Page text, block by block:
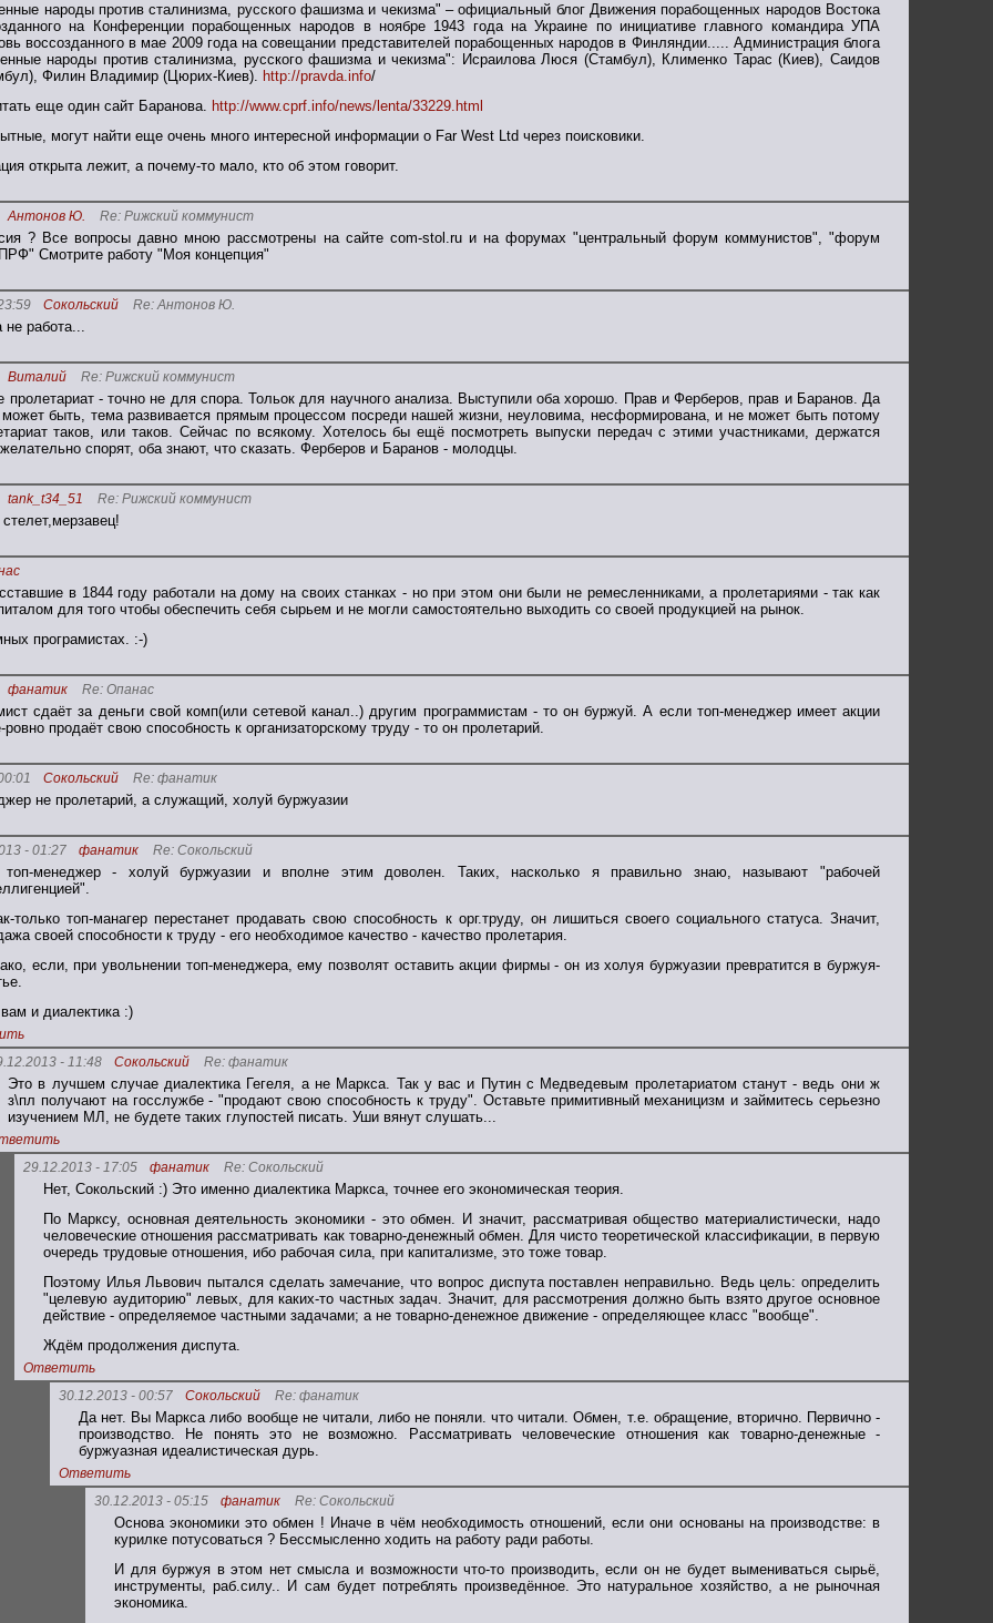
народы против сталинизма, русского фашизма и чекизма" – официальный блог Движения порабощенных народов Востока
на Конференции порабощенных народов в ноябре 1943 года на Украине по инициативе главного командира УПА
воссозданного в мае 2009 года на совещании представителей порабощенных народов в Финляндии..... Администрация блога
народы против сталинизма, русского фашизма и чекизма": Исраилова Люся (Стамбул), Клименко Тарас (Киев), Саидов
Филин Владимир (Цюрих-Киев). http://pravda.info/
еще один сайт Баранова. http://www.cprf.info/news/lenta/33229.html
могут найти еще очень много интересной информации о Far West Ltd через поисковики.
открыта лежит, а почему-то мало, кто об этом говорит.
Антонов Ю. Re: Рижский коммунист
? Все вопросы давно мною рассмотрены на сайте com-stol.ru и на форумах "центральный форум коммунистов", "форум
Смотрите работу "Моя концепция"
Сокольский Re: Антонов Ю.
не работа...
Виталий Re: Рижский коммунист
пролетариат - точно не для спора. Тольок для научного анализа. Выступили оба хорошо. Прав и Ферберов, прав и Баранов. Да
может быть, тема развивается прямым процессом посреди нашей жизни, неуловима, несформирована, и не может быть потому
таков, или таков. Сейчас по всякому. Хотелось бы ещё посмотреть выпуски передач с этими участниками, держатся
спорят, оба знают, что сказать. Ферберов и Баранов - молодцы.
tank_t34_51 Re: Рижский коммунист
в 1844 году работали на дому на своих станках - но при этом они были не ремесленниками, а пролетариями - так как
для того чтобы обеспечить себя сырьем и не могли самостоятельно выходить со своей продукцией на рынок.
програмистах. :-)
фанатик Re: Опанас
сдаёт за деньги свой комп(или сетевой канал..) другим программистам - то он буржуй. А если топ-менеджер имеет акции
продаёт свою способность к организаторскому труду - то он пролетарий.
Сокольский Re: фанатик
не пролетарий, а служащий, холуй буржуазии
- 01:27 фанатик Re: Сокольский
менеджер - холуй буржуазии и вполне этим доволен. Таких, насколько я правильно знаю, называют "рабочей
только топ-манагер перестанет продавать свою способность к орг.труду, он лишиться своего социального статуса. Значит,
своей способности к труду - его необходимое качество - качество пролетария.
если, при увольнении топ-менеджера, ему позволят оставить акции фирмы - он из холуя буржуазии превратится в буржуя-
и диалектика :)
- 11:48
Сокольский Re: фанатик
Это в лучшем случае диалектика Гегеля, а не Маркса. Так у вас и Путин с Медведевым пролетариатом станут - ведь они ж
з\пл получают на госслужбе - "продают свою способность к труду". Оставьте примитивный механицизм и займитесь серьезно
изучением МЛ, не будете таких глупостей писать. Уши вянут слушать...
29.12.2013 - 17:05
фанатик Re: Сокольский
Нет, Сокольский :) Это именно диалектика Маркса, точнее его экономическая теория.
По Марксу, основная деятельность экономики - это обмен. И значит, рассматривая общество материалистически, надо
человеческие отношения рассматривать как товарно-денежный обмен. Для чисто теоретической классификации, в первую
очередь трудовые отношения, ибо рабочая сила, при капитализме, это тоже товар.
Поэтому Илья Львович пытался сделать замечание, что вопрос диспута поставлен неправильно. Ведь цель: определить
"целевую аудиторию" левых, для каких-то частных задач. Значит, для рассмотрения должно быть взято другое основное
действие - определяемое частными задачами; а не товарно-денежное движение - определяющее класс "вообще".
Ждём продолжения диспута.
Ответить
30.12.2013 - 00:57
Сокольский Re: фанатик
Да нет. Вы Маркса либо вообще не читали, либо не поняли. что читали. Обмен, т.е. обращение, вторично. Первично -
производство. Не понять это не возможно. Рассматривать человеческие отношения как товарно-денежные -
буржуазная идеалистическая дурь.
Ответить
30.12.2013 - 05:15
фанатик Re: Сокольский
Основа экономики это обмен ! Иначе в чём необходимость отношений, если они основаны на производстве: в
курилке потусоваться ? Бессмысленно ходить на работу ради работы.
И для буржуя в этом нет смысла и возможности что-то производить, если он не будет вымениваться сырьё,
инструменты, раб.силу.. И сам будет потреблять произведённое. Это натуральное хозяйство, а не рыночная
экономика.